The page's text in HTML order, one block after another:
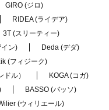
GIRO (ジロ)
RIDEA (ライデア)
3T (スリーティー)
ン)
Deda (デダ)
(フィジーク)
ル）
KOGA (コガ)
BASSO (バッソ)
(ウィリエール)